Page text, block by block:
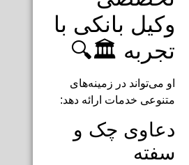
وکیل بانکی با
تجربه 🏛️🔍
او می‌تواند در زمینه‌های
متنوعی خدمات ارائه دهد:
دعاوی چک و
سفته